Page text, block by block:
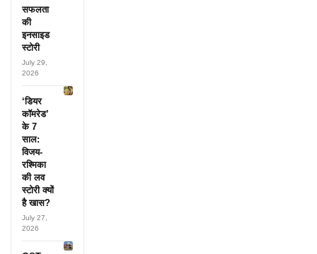
सफलता
की
इनसाइड
स्टोरी
July 29,
2026
‘डियर
कॉमरेड’
के 7
साल:
विजय-
रश्मिका
की लव
स्टोरी क्यों
है खास?
July 27,
2026